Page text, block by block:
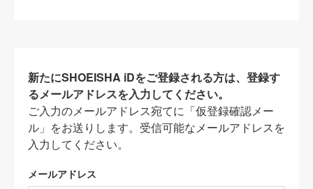
新たにSHOEISHA iDをご登録される方は、登録す
るメールアドレスを入力してください。
ご入力のメールアドレス宛てに「仮登録確認メー
ル」をお送りします。受信可能なメールアドレスを
入力してください。
メールアドレス